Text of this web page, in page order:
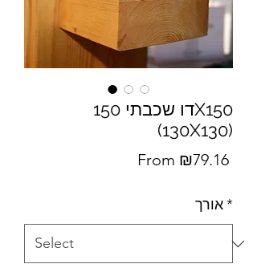
דו שכבתי 150X150
(130X130)
From ₪79.16Sale
אורך*